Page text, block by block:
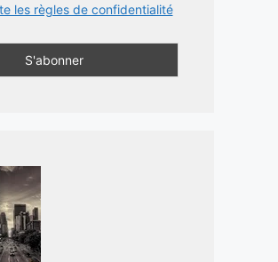
les règles de confidentialité